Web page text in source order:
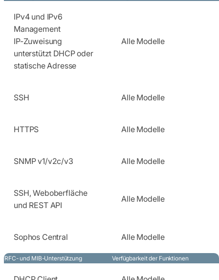
IPv4 und IPv6
Management
IP-Zuweisung
unterstützt DHCP oder
statische Adresse
Alle Modelle
SSH Alle Modelle
HTTPS Alle Modelle
SNMP v1/v2c/v3 Alle Modelle
SSH, Weboberfläche
und REST API
Alle Modelle
Sophos Central Alle Modelle
RFC- und MIB-Unterstützung Verfügbarkeit der Funktionen